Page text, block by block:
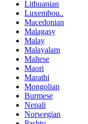
Lithuanian
Luxembou..
Macedonian
Malagasy
Malay
Malayalam
Maltese
Maori
Marathi
Mongolian
Burmese
Nepali
Norwegian